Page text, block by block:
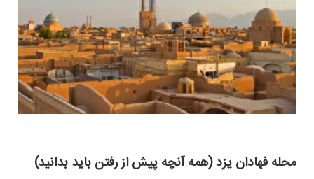
محله فهادان یزد (همه آنچه پیش از رفتن باید بدانید)